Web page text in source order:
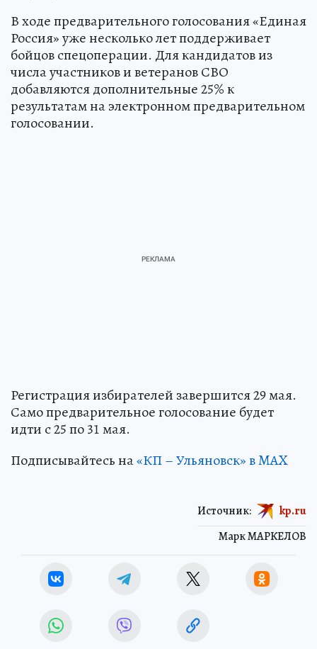
В ходе предварительного голосования «Единая
Россия» уже несколько лет поддерживает
бойцов спецоперации. Для кандидатов из
числа участников и ветеранов СВО
добавляются дополнительные 25% к
результатам на электронном предварительном
голосовании.
Регистрация избирателей завершится 29 мая.
Само предварительное голосование будет
идти с 25 по 31 мая.
Подписывайтесь на«КП – Ульяновск» в MAX
Марк МАРКЕЛОВ
Источник: kp.ru